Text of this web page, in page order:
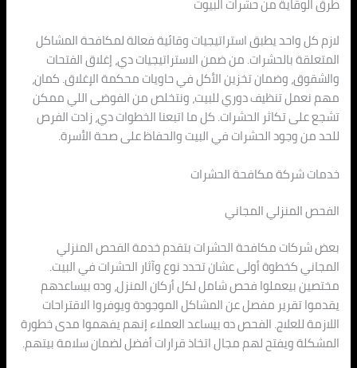
لازم كل واحد يطبق استراتيجيات وقائية فعالة لمكافحة المشاكل
المتعلقة بالحشرات. من ضمن الاستراتيجيات دي، إغلاق الفتحات
والشقوق، وضمان تخزين الأكل في حاويات محكمة الإغلاق. كمان،
مهم نعمل تنظيف دوري للبيت، ونتخلص من الفوضى اللي ممكن
تشجع على تكاثر الحشرات. كل ما اتبعنا الخطوات دي، زادت الفرص
للحد من وجود الحشرات في البيت والحفاظ على صحة الأسرة.
خدمات شركة مكافحة الحشرات
الفحص المنزلي المجاني
بعض شركات مكافحة الحشرات بتقدم خدمة الفحص المنزلي
المجاني كخطوة أولى عشان تحدد نوع وآثار الحشرات في البيت.
مختصين بيعملوا فحص شامل لكل أركان المنزل، وده بيساعدهم
يقدموا تقرير مفصل عن المشاكل الموجودة ويوفروا الاقتراحات
اللازمة للعلاج. الفحص ده بيساعد العملاء إنهم يفهموا مدى خطورة
المشكلة ويفتح لهم مجال اتخاذ قرارات أفضل لضمان سلامة بيتهم.